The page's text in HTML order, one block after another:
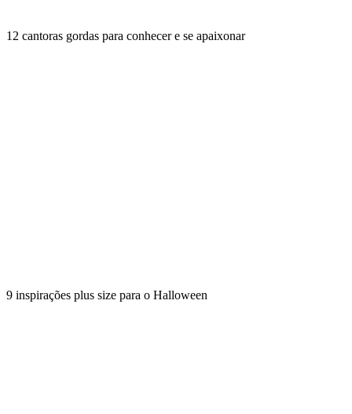
12 cantoras gordas para conhecer e se apaixonar
9 inspirações plus size para o Halloween